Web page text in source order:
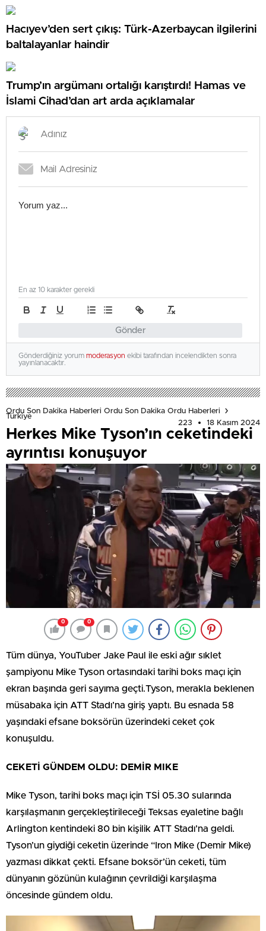
Hacıyev’den sert çıkış: Türk-Azerbaycan ilgilerini
baltalayanlar haindir
Trump’ın argümanı ortalığı karıştırdı! Hamas ve
İslami Cihad’dan art arda açıklamalar
Gönder
En az 10 karakter gerekli
Gönderdiğiniz yorum moderasyon ekibi tarafından incelendikten sonra
yayınlanacaktır.
Ordu Son Dakika Haberleri Ordu Son Dakika Ordu Haberleri
Türkiye
223
18 Kasım 2024
Herkes Mike Tyson’ın ceketindeki
ayrıntısı konuşuyor
0 0
Tüm dünya, YouTuber Jake Paul ile eski ağır sıklet
şampiyonu Mike Tyson ortasındaki tarihi boks maçı için
ekran başında geri sayıma geçti.Tyson, merakla beklenen
müsabaka için ATT Stadı’na giriş yaptı. Bu esnada 58
yaşındaki efsane boksörün üzerindeki ceket çok
konuşuldu.
CEKETİ GÜNDEM OLDU: DEMİR MIKE
Mike Tyson, tarihi boks maçı için TSİ 05.30 sularında
karşılaşmanın gerçekleştirileceği Teksas eyaletine bağlı
Arlington kentindeki 80 bin kişilik ATT Stadı’na geldi.
Tyson’un giydiği ceketin üzerinde “Iron Mike (Demir Mike)
yazması dikkat çekti. Efsane boksör’ün ceketi, tüm
dünyanın gözünün kulağının çevrildiği karşılaşma
öncesinde gündem oldu.